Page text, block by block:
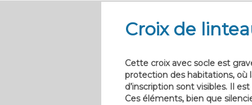
Croix de
Cette croix avec socle est
protection des habitations, où
d’inscription sont visibles. Il
Ces éléments, bien que